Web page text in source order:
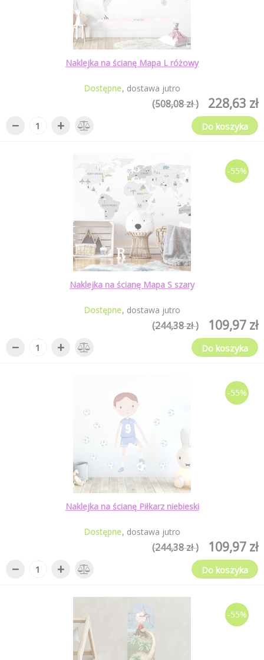
Naklejka na ścianę Mapa L różowy
Dostępne dostawa jutro
228,63 zł
(508,08 zł )
− + Do koszyka
-55%
Naklejka na ścianę Mapa S szary
Dostępne dostawa jutro
109,97 zł
(244,38 zł )
− + Do koszyka
-55%
Naklejka na ścianę Piłkarz niebieski
Dostępne dostawa jutro
109,97 zł
(244,38 zł )
− + Do koszyka
-55%